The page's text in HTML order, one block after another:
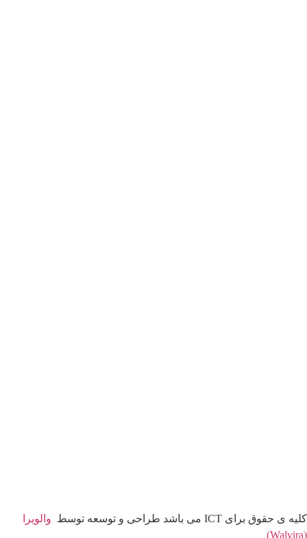
کلیه ی حقوق برای ICT می باشد طراحی و توسعه توسط
والویرا
(Walvira)